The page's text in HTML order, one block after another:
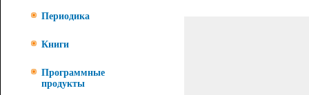
Периодика
Книги
Программные
продукты